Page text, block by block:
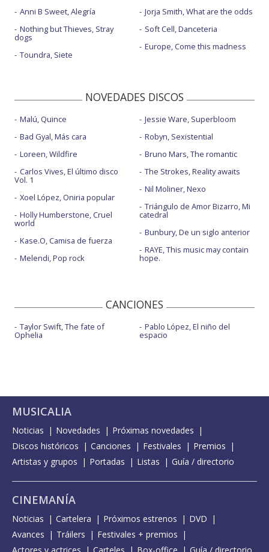
Anni B Sweet, Alegría
Nothing but Thieves, Stray
dogs
Toundra, Siete
Jorja Smith, What are the odds
Soft Cell, Danceteria
Europe, Come this madness
NOVEDADES DISCOS
Malú, Quince
Bad Gyal, Más cara
Loreen, Wildfire
Carlos Vives, El último disco
Vol. 1
Xoel López, Oniria popular
Holly Humberstone, Cruel
world
Kase.O, Camisa de fuerza
Melendi, Pop rock
Jessie Ware, Superbloom
Robyn, Sexistential
Bruno Mars, The romantic
The Strokes, Reality awaits
Nil Moliner, Nexo
Triángulo de Amor Bizarro, Mi
catedral
Bunbury, De un siglo anterior
RAYE, This music may contain
hope.
CANCIONES
Taylor Swift, The fate of
Ophelia
Pablo López, El niño del
espacio
MUSICALIA
Noticias Novedades
Próximas novedades
Discos históricos
Canciones Festivales
Premios
Artistas y grupos
Portadas Listas Guía / directorio
CINEMANÍA
Noticias Cartelera Próximos estrenos
DVD
Avances
Tráilers
Festivales + premios